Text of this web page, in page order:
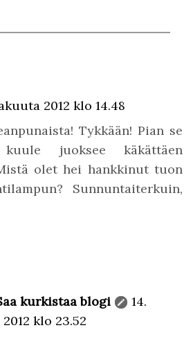
2012 klo 14.48
Tykkään! Pian se
juoksee käkättäen
olet hei hankkinut tuon
Sunnuntaiterkuin,
kurkistaa blogi
14.
klo 23.52